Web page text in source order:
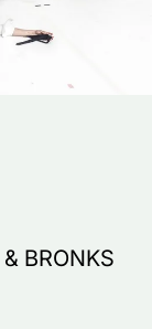
BRONKS